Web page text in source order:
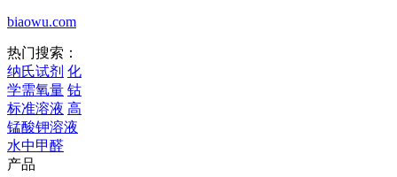
biaowu.com
热门搜索：
纳氏试剂 化
学需氧量 钴
标准溶液 高
锰酸钾溶液
水中甲醛
产品